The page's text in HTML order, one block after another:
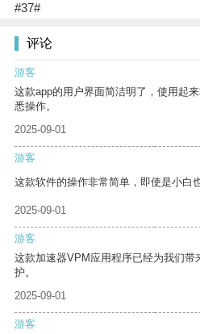
#37#
评论
游客
这款app的用户界面简洁明了，使用起
悉操作。
2025-09-01
游客
这款软件的操作非常简单，即使是小白
2025-09-01
游客
这款加速器VPM应用程序已经为我们
护。
2025-09-01
游客